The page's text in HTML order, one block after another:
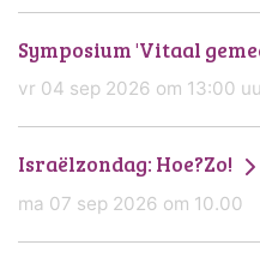
Symposium 'Vitaal
vr 04 sep 2026 om 13:00
Israëlzondag: Hoe?Zo!
ma 07 sep 2026 om 10.00